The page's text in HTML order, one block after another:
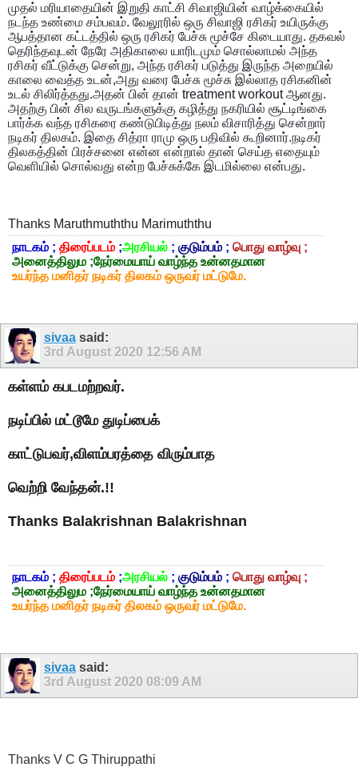
முதல் மரியாதையின் இறுதி காட்சி சிவாஜியின் வாழ்க்கையில்
நடந்த உண்மை சம்பவம். வேலூரில் ஒரு சிவாஜி ரசிகர் உயிருக்கு
ஆபத்தான கட்டத்தில் ஒரு ரசிகர் பேச்சு மூச்சே கிடையாது. தகவல்
தெரிந்தவுடன் நேரே அதிகாலை யாரிடமும் சொல்லாமல் அந்த
ரசிகர் வீட்டுக்கு சென்று, அந்த ரசிகர் படுத்து இருந்த அறையில்
காலை வைத்த உடன்,அது வரை பேச்சு மூச்சு இல்லாத ரசிகனின்
உடல் சிலிர்த்தது.அதன் பின் தான் treatment workout ஆனது.
அதற்கு பின் சில வருடங்களுக்கு கழித்து நகரியில் சூட்டிங்கை
பார்க்க வந்த ரசிகரை கண்டுபிடித்து நலம் விசாரித்து சென்றார்
நடிகர் திலகம். இதை சித்ரா ராமு ஒரு பதிவில் கூறினார்.நடிகர்
திலகத்தின் பிரச்சனை என்ன என்றால் தான் செய்த எதையும்
வெளியில் சொல்வது என்ற பேச்சுக்கே இடமில்லை என்பது.
Thanks Maruthmuththu Marimuththu
நாடகம் ; திரைப்படம் ;அரசியல் ; குடும்பம் ; பொது வாழ்வு ;
அனைத்திலும ;நேர்மையாய் வாழ்ந்த உன்னதமான
உயர்ந்த மனிதர் நடிகர் திலகம் ஒருவர் மட்டுமே.
sivaa said:
3rd August 2020 12:56 AM
கள்ளம் கபடமற்றவர்.
நடிப்பில் மட்டூமே துடிப்பைக்
காட்டுபவர்,விளம்பரத்தை விரும்பாத
வெற்றி வேந்தன்.!!
Thanks Balakrishnan Balakrishnan
நாடகம் ; திரைப்படம் ;அரசியல் ; குடும்பம் ; பொது வாழ்வு ;
அனைத்திலும ;நேர்மையாய் வாழ்ந்த உன்னதமான
உயர்ந்த மனிதர் நடிகர் திலகம் ஒருவர் மட்டுமே.
sivaa said:
3rd August 2020 08:09 AM
Thanks V C G Thiruppathi